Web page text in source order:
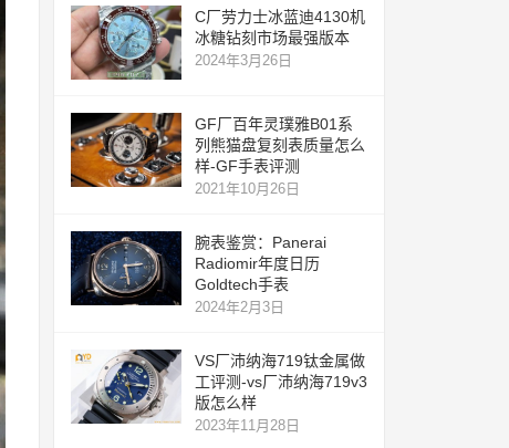
C厂劳力士冰蓝迪4130机
冰糖钻刻市场最强版本
2024年3月26日
GF厂百年灵璞雅B01系
列熊猫盘复刻表质量怎么
样-GF手表评测
2021年10月26日
腕表鉴赏：Panerai
Radiomir年度日历
Goldtech手表
2024年2月3日
VS厂沛纳海719钛金属做
工评测-vs厂沛纳海719v3
版怎么样
2023年11月28日